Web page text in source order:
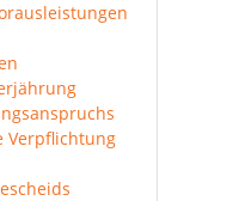
Verpflichtung